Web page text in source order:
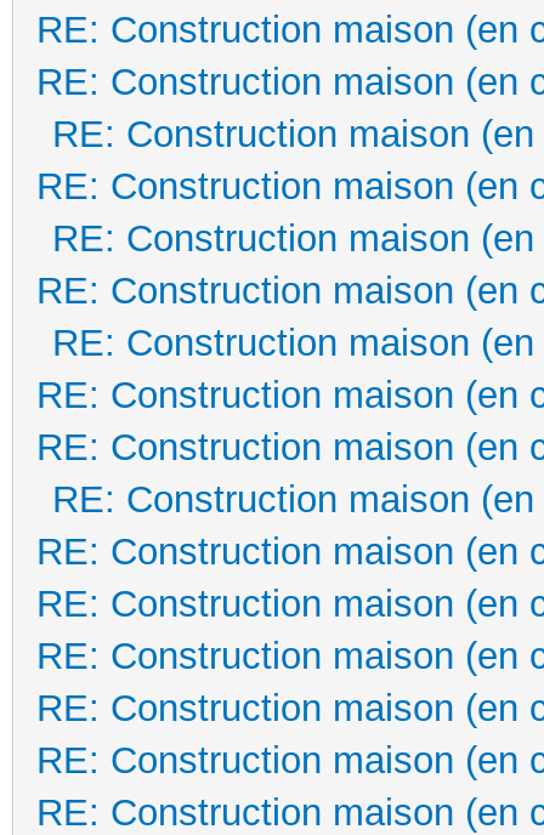
RE: Construction maison (en
RE: Construction maison (en
RE: Construction maison
RE: Construction maison (en
RE: Construction maison
RE: Construction maison (en
RE: Construction maison
RE: Construction maison (en
RE: Construction maison (en
RE: Construction maison
RE: Construction maison (en
RE: Construction maison (en
RE: Construction maison (en
RE: Construction maison (en
RE: Construction maison (en
RE: Construction maison (en